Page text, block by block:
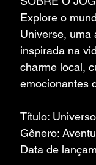
Explore o
Universe, uma
inspirada na
charme local,
emocionantes
Título:
Gênero:
Data de